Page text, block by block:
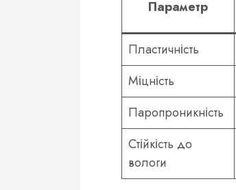
Параметр
Пластичність
Міцність
Паропроникність
Стійкість до
вологи